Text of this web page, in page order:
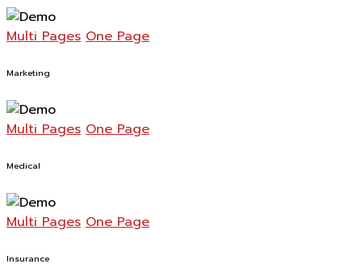
Multi Pages One Page
Marketing
Multi Pages One Page
Medical
Multi Pages One Page
Insurance